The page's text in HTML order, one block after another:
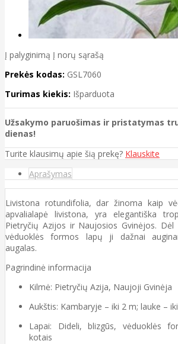
Į palyginimą Į norų sąrašą
Prekės kodas: GSL7060
Turimas kiekis: Išparduota
Užsakymo paruošimas ir pristatymas
dienas!
Turite klausimų apie šią prekę? Klauskite
Aprašymas
Livistona rotundifolia, dar žinoma kaip
apvalialapė livistona, yra elegantiška
Pietryčių Azijos ir Naujosios Gvinėjos. Dėl
vėduoklės formos lapų ji dažnai
augalas.
Pagrindinė informacija
Kilmė: Pietryčių Azija, Naujoji Gvinėja
Aukštis: Kambaryje – iki 2 m; lauke –
Lapai: Dideli, blizgūs, vėduoklės
kotais